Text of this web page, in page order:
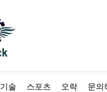
기술 스포츠 오락 문의